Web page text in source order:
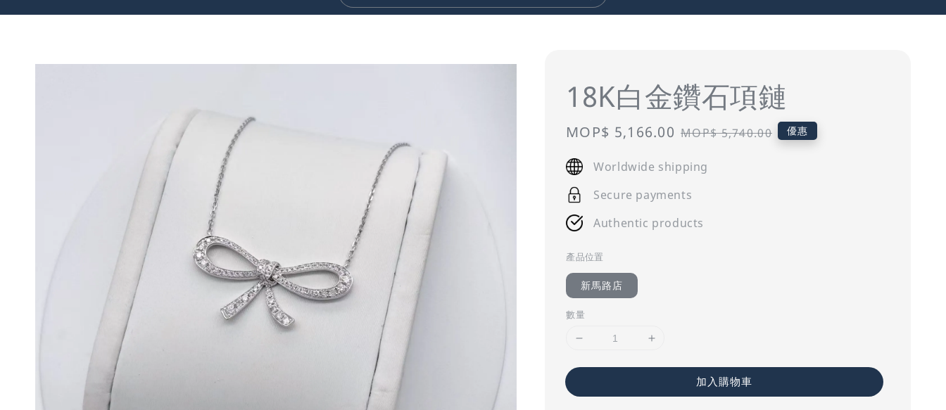
18K白金鑽石項鏈
Sale
MOP$ 5,166.00 Regular
MOP$ 5,740.00 優惠
Worldwide shipping
Secure payments
Authentic products
產品位置
新馬路店
數量
加入購物車